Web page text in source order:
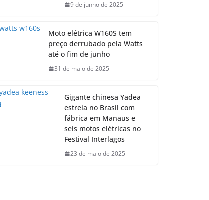
9 de junho de 2025
Moto elétrica W160S tem
preço derrubado pela Watts
até o fim de junho
31 de maio de 2025
Gigante chinesa Yadea
estreia no Brasil com
fábrica em Manaus e
seis motos elétricas no
Festival Interlagos
23 de maio de 2025